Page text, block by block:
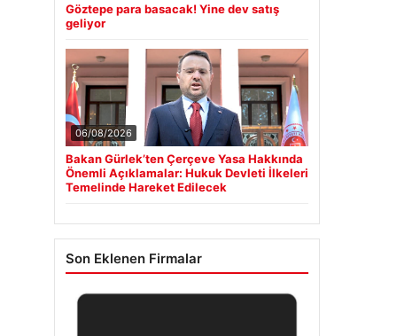
Göztepe para basacak! Yine dev satış
geliyor
06/08/2026
Bakan Gürlek’ten Çerçeve Yasa Hakkında
Önemli Açıklamalar: Hukuk Devleti İlkeleri
Temelinde Hareket Edilecek
Son Eklenen Firmalar